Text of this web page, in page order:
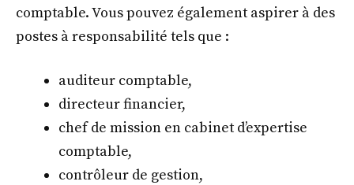
comptable. Vous pouvez également aspirer à des
postes à responsabilité tels que :
auditeur comptable,
directeur financier,
chef de mission en cabinet d’expertise
comptable,
contrôleur de gestion,